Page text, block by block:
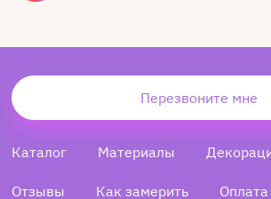
Перезвоните мне
Каталог Материалы
Отзывы Как замерить